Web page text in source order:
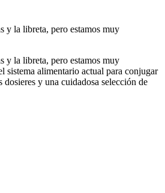
y la libreta, pero estamos muy
y la libreta, pero estamos muy
sistema alimentario actual para conjugar
y una cuidadosa selección de